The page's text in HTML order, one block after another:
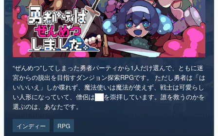
“ぜんめつ”してしまった勇者パーティから1人だけ選んで、ともに迷
宮からの脱出を目指すダンジョン探索RPGです。 ただし勇者は「は
い/いいえ」しか喋れず、魔法使いは魔法が使えず、戦士は可愛らし
い人形になっていて、僧侶は██を崇拝しています。誰を救うのかを
選ぶのは、あなたです。
インディー RPG